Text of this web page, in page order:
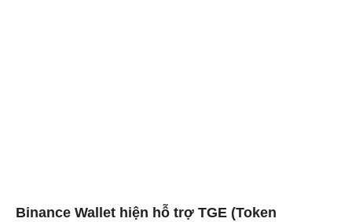
Binance Wallet hiện hỗ trợ TGE (Token